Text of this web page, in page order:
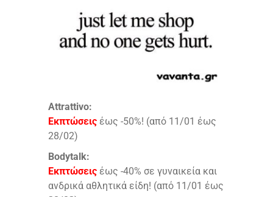
Attrattivo:
Εκπτώσεις έως -50%! (από 11/01 έως
28/02)
Bodytalk:
Εκπτώσεις έως -40% σε γυναικεία και
ανδρικά αθλητικά είδη! (από 11/01 έως